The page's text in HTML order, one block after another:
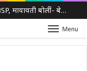
उमाशंकर सिंह के परिवार के साथ खड़ी BSP, मायावती बोलीं- बेटे को देंगे आगे बढ़ने का मौका
Menu